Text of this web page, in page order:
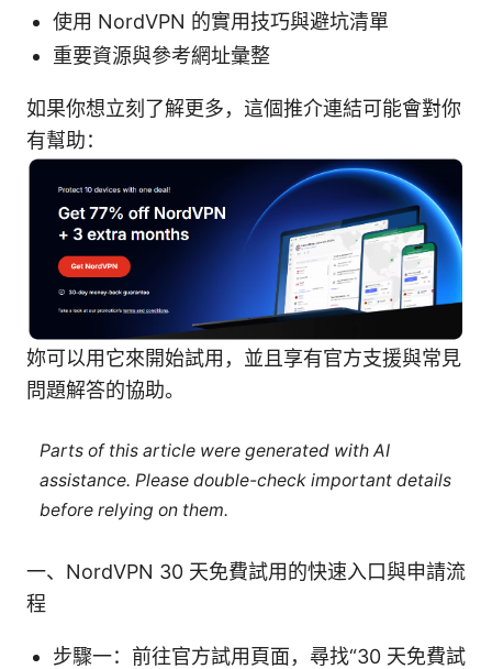
使用 NordVPN 的實用技巧與避坑清單
重要資源與參考網址彙整
如果你想立刻了解更多，這個推介連結可能會對你
有幫助：
妳可以用它來開始試用，並且享有官方支援與常見
問題解答的協助。
Parts of this article were generated with AI
assistance. Please double-check important details
before relying on them.
一、NordVPN 30 天免費試用的快速入口與申請流
程
步驟一：前往官方試用頁面，尋找“30 天免費試